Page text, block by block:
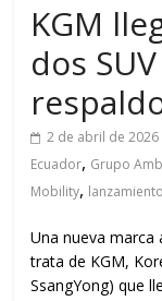
KGM
dos
2 de abril de 2026
Ecuador, Grupo
Mobility, lanzamiento
Una nueva marca
trata de KGM,
SsangYong) que